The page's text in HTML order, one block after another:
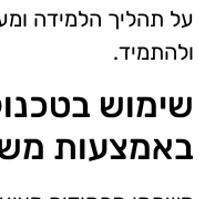
על תהליך הלמידה
ולהתמיד.
שימוש
באמצעות